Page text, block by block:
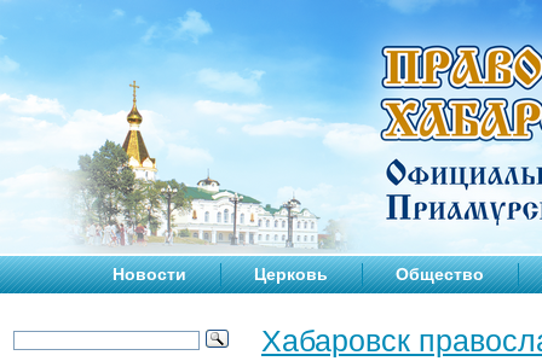
Новости Церковь Общество
Хабаровск